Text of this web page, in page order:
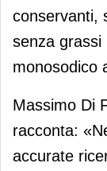
conservanti,
senza grassi
monosodico
Massimo Di
racconta:
accurate